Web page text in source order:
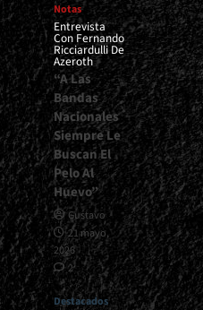
Notas
Entrevista
Con Fernando
Ricciardulli De
Azeroth
“A Las
Bandas
Nacionales
Siempre Le
Buscan El
Pelo Al
Huevo”
Gustavo
21 mayo,
2026
2
Destacados